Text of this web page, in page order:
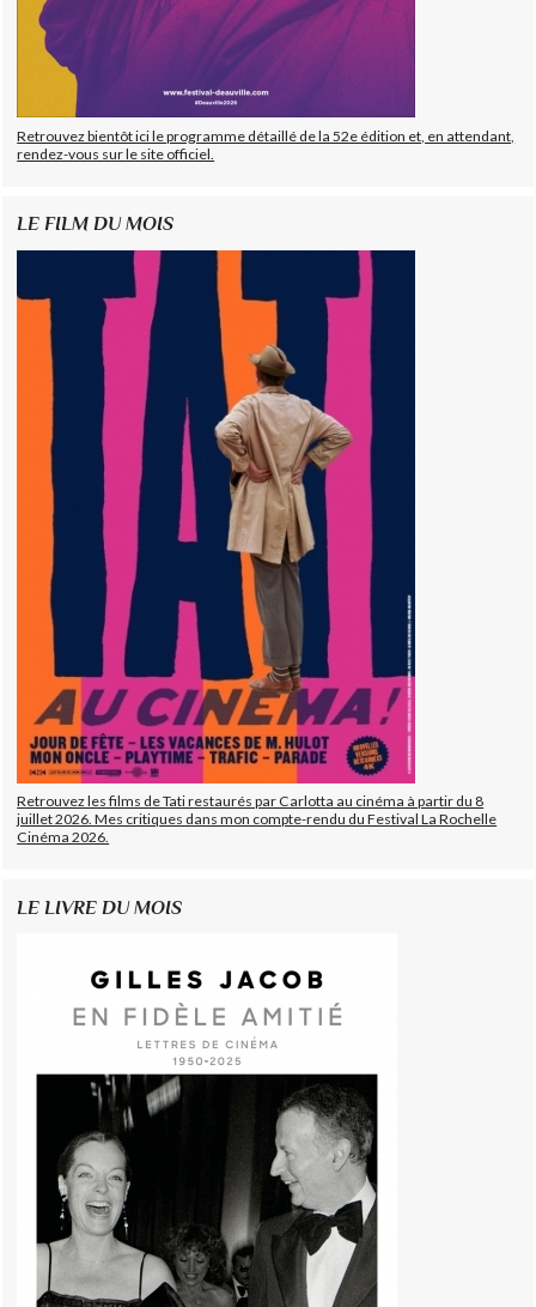
Retrouvez bientôt ici le programme détaillé de la 52e édition et, en attendant,
rendez-vous sur le site officiel.
LE FILM DU MOIS
Retrouvez les films de Tati restaurés par Carlotta au cinéma à partir du 8
juillet 2026. Mes critiques dans mon compte-rendu du Festival La Rochelle
Cinéma 2026.
LE LIVRE DU MOIS